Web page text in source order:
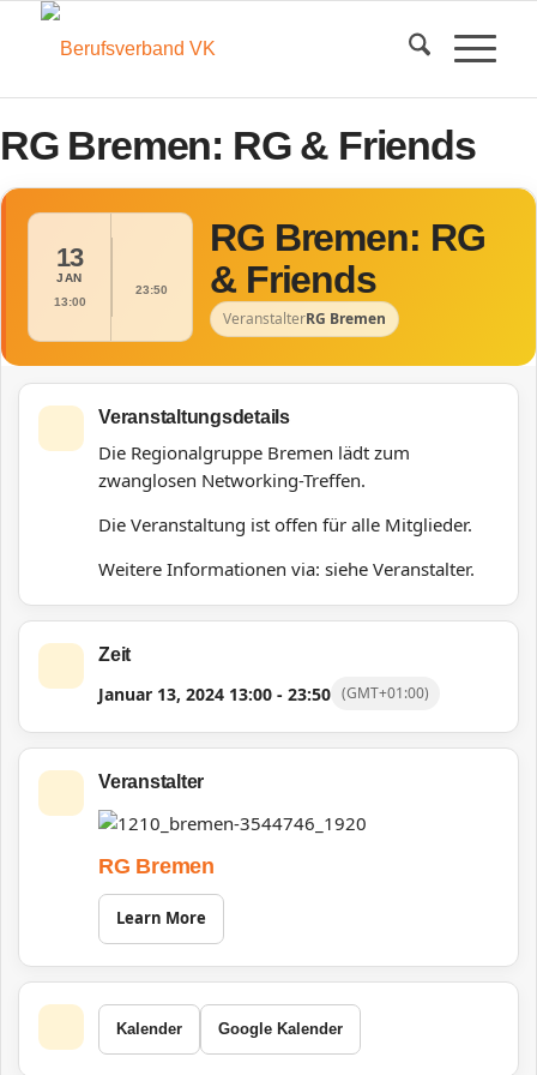
RG Bremen: RG & Friends
13
JAN
13:00
23:50
RG Bremen: RG
& Friends
VeranstalterRG Bremen
Veranstaltungsdetails
Die Regionalgruppe Bremen lädt zum
zwanglosen Networking-Treffen.
Die Veranstaltung ist offen für alle Mitglieder.
Weitere Informationen via: siehe Veranstalter.
Zeit
Januar 13, 2024 13:00 - 23:50 (GMT+01:00)
Veranstalter
RG Bremen
Learn More
Kalender Google Kalender